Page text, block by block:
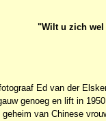
"Wilt u zich wel
Ed van der
genoeg en lift in
van Chinese